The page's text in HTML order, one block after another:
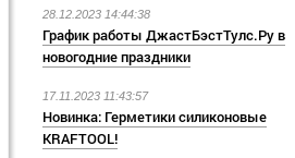
28.12.2023 14:44:38
График работы ДжастБэстТулс.Ру в
новогодние праздники
17.11.2023 11:43:57
Новинка: Герметики силиконовые
KRAFTOOL!